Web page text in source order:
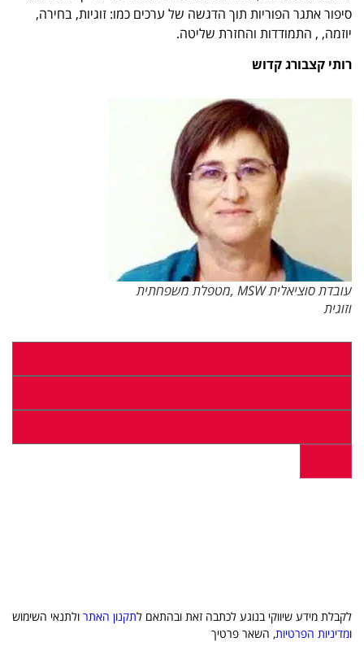
סיפור אתגר הפוריות תוך הדגשה של ערכים כמו: זוגיות, בחירה,
יוזמה, , התמודדות והחזרת שליטה.
רותי קצבורג קדוש
עובדת סוציאלית MSW ,מטפלת משפחתית
וזוגית
לקבלת מידע שיווקי בנוגע לכתבה זאת ובהתאם לתקנון האתר ולתנאי השימוש
ומדיניות הפרטיות, השאר פרטיך